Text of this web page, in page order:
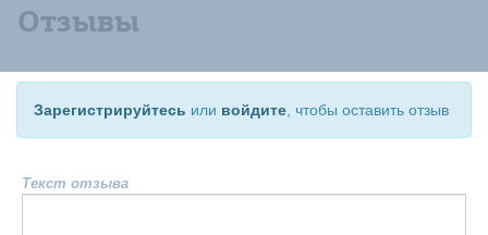
Отзывы
Зарегистрируйтесь или войдите , чтобы оставить отзыв
Текст отзыва